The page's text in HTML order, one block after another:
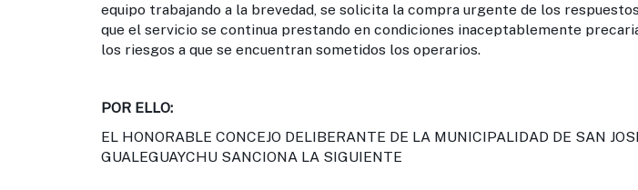
equipo trabajando a la brevedad, se solicita la compra urgente de los
que el servicio se continua prestando en condiciones inaceptablemente
los riesgos a que se encuentran sometidos los operarios.
POR ELLO:
EL HONORABLE CONCEJO DELIBERANTE DE LA MUNICIPALIDAD DE SAN
GUALEGUAYCHU SANCIONA LA SIGUIENTE